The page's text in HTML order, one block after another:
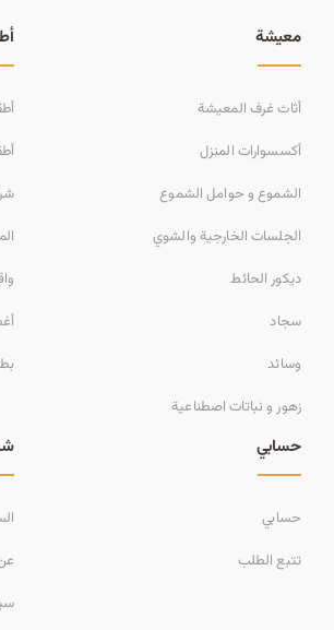
معيشة
أثاث غرف المعيشة
أكسسوارات المنزل
الشموع و حوامل الشموع
الجلسات الخارجية والشوي
ديكور الحائط
سجاد
وسائد
زهور و نباتات اصطناعية
حسابي
حسابي
تتبع الطلب